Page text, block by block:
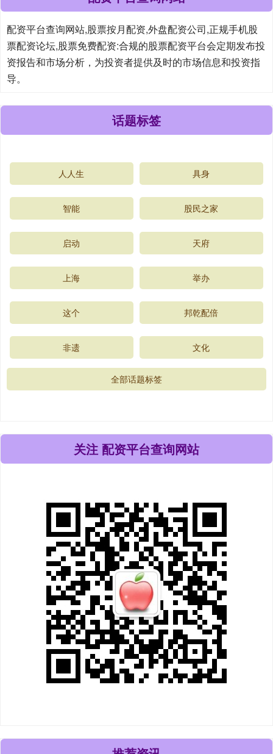
配资平台查询网站,股票按月配资,外盘配资公司,正规手机股
票配资论坛,股票免费配资:合规的股票配资平台会定期发布投
资报告和市场分析，为投资者提供及时的市场信息和投资指
导。
话题标签
人人生 具身
智能 股民之家
启动 天府
上海 举办
这个 邦乾配倍
非遗 文化
全部话题标签
关注 配资平台查询网站